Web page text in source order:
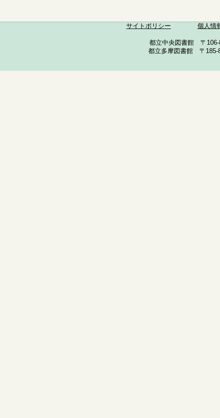
サイトポリシー 個人情
都立中央図書館 〒
都立多摩図書館 〒185-